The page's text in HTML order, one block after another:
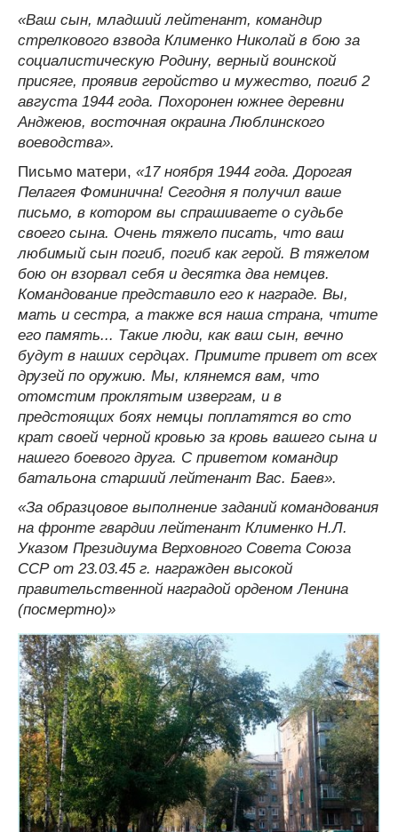
«Ваш сын, младший лейтенант, командир
стрелкового взвода Клименко Николай в бою за
социалистическую Родину, верный воинской
присяге, проявив геройство и мужество, погиб 2
августа 1944 года. Похоронен южнее деревни
Анджеюв, восточная окраина Люблинского
воеводства».
Письмо матери, «17 ноября 1944 года. Дорогая
Пелагея Фоминична! Сегодня я получил ваше
письмо, в котором вы спрашиваете о судьбе
своего сына. Очень тяжело писать, что ваш
любимый сын погиб, погиб как герой. В тяжелом
бою он взорвал себя и десятка два немцев.
Командование представило его к награде. Вы,
мать и сестра, а также вся наша страна, чтите
его память... Такие люди, как ваш сын, вечно
будут в наших сердцах. Примите привет от всех
друзей по оружию. Мы, клянемся вам, что
отомстим проклятым извергам, и в
предстоящих боях немцы поплатятся во сто
крат своей черной кровью за кровь вашего сына и
нашего боевого друга. С приветом командир
батальона старший лейтенант Вас. Баев».
«За образцовое выполнение заданий командования
на фронте гвардии лейтенант Клименко Н.Л.
Указом Президиума Верховного Совета Союза
ССР от 23.03.45 г. награжден высокой
правительственной наградой орденом Ленина
(посмертно)»